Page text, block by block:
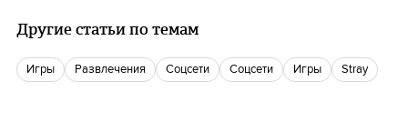
Другие статьи по темам
игры Развлечения соцсети соцсети игры stray